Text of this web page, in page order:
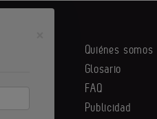
Quiénes somos
Glosario
FAQ
Publicidad